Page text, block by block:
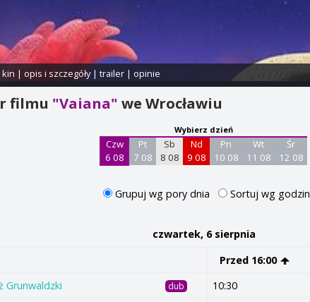
| opis i szczegóły| trailer| opinie
filmu "Vaiana"we Wrocławiu
Wybierz dzień
Czw
6 08
Pt
7 08
Sb
8 08
Nd
9 08
Pn
10 08
Wt
11 08
Śr
12 08
Grupuj wg pory dnia Sortuj wg godzin
czwartek, 6 sierpnia
Przed 16:00
Grunwaldzki
dub 10:30